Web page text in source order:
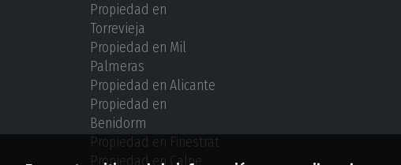
Propiedad en
Torrevieja
Propiedad en Mil
Palmeras
Propiedad en Alicante
Propiedad en
Benidorm
Propiedad en Finestrat
Propiedad en Calpe